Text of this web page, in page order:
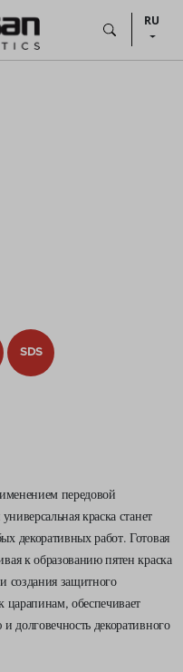
RU
SDS
передовой
краска станет
декоративных работ. Готовая
к образованию пятен краска
создания защитного
царапинам, обеспечивает
долговечность декоративного